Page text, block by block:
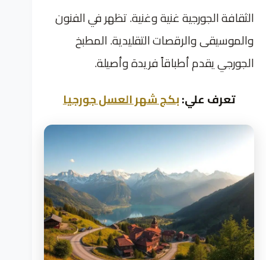
الثقافة الجورجية غنية وغنية. تظهر في الفنون
والموسيقى والرقصات التقليدية. المطبخ
الجورجي يقدم أطباقاً فريدة وأصيلة.
تعرف علي:بكج شهر العسل جورجيا